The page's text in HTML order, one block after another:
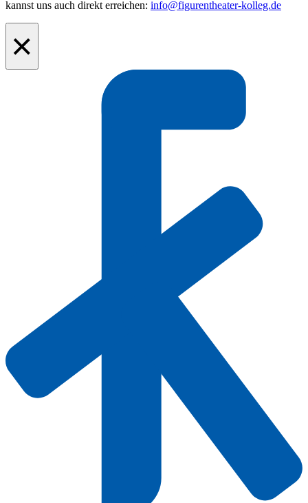
kannst uns auch direkt erreichen: info@figurentheater-kolleg.de
×